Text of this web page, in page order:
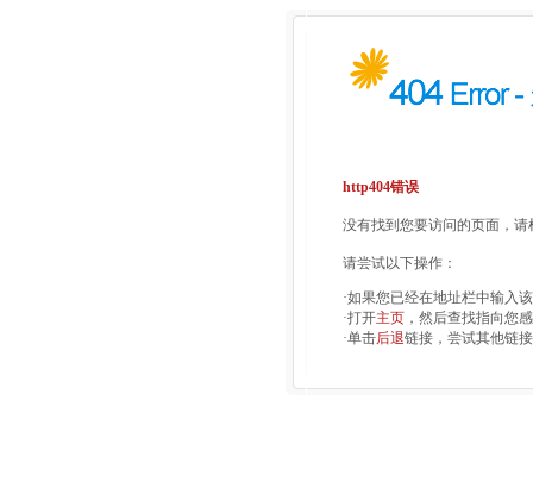
http404错误
没有找到您要访问的页面，
请尝试以下操作：
·如果您已经在地址栏中输入
·打开主页 ，然后查找指向您
·单击后退链接，尝试其他链